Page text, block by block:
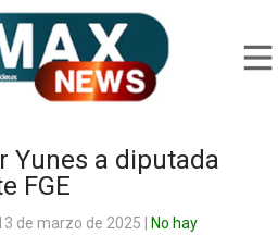
Yunes a diputada
FGE
de marzo de 2025
No hay